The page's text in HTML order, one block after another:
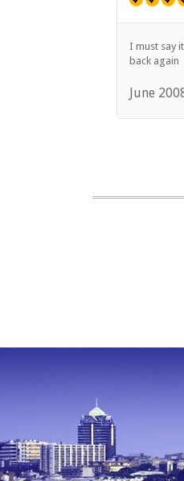
I must say
back again
June